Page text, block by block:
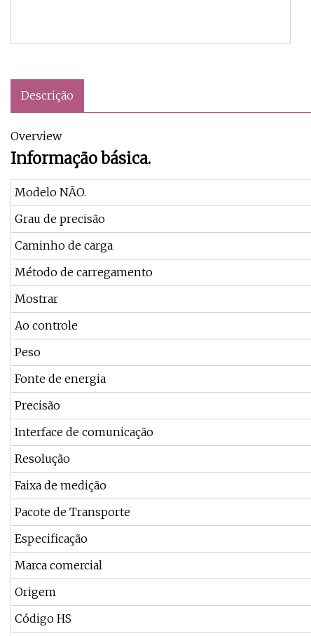
Descrição
Overview
Informação básica.
Modelo NÃO.
Grau de precisão
Caminho de carga
Método de carregamento
Mostrar
Ao controle
Peso
Fonte de energia
Precisão
Interface de comunicação
Resolução
Faixa de medição
Pacote de Transporte
Especificação
Marca comercial
Origem
Código HS